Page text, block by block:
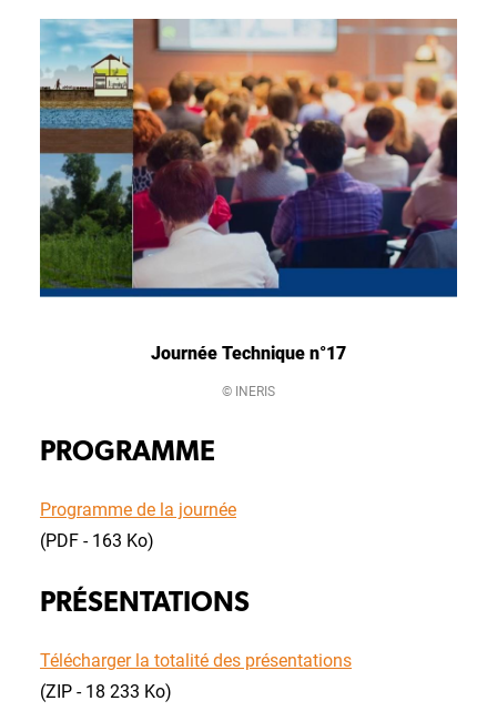
Journée Technique n°17
© INERIS
PROGRAMME
Programme de la journée
(PDF - 163 Ko)
PRÉSENTATIONS
Télécharger la totalité des présentations
(ZIP - 18 233 Ko)